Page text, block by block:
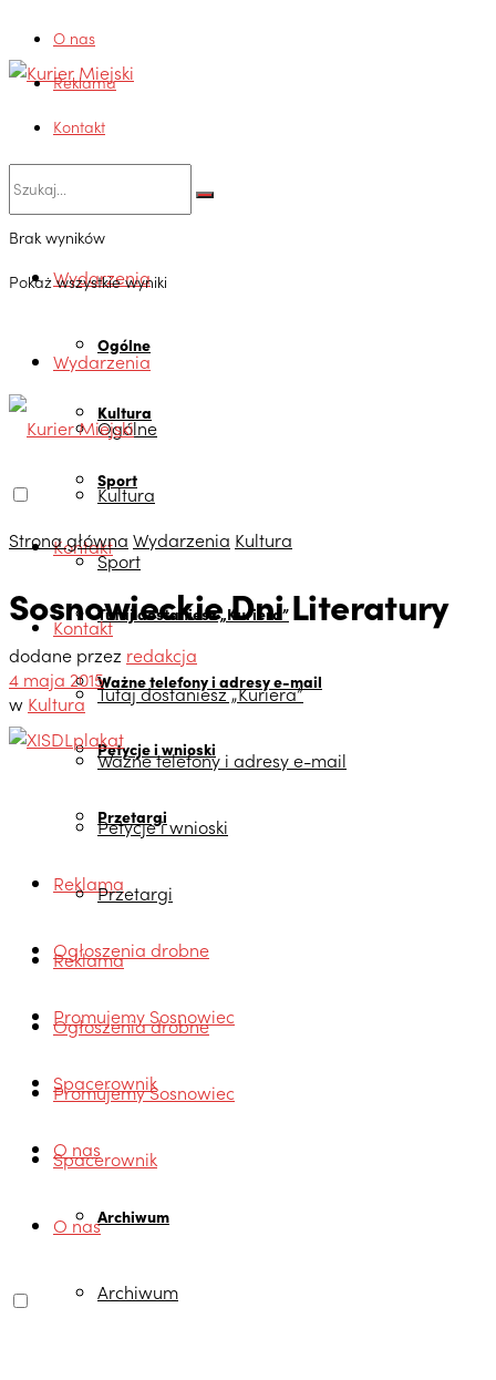
O nas
Reklama
Kontakt
Brak wyników
Pokaż wszystkie wyniki
Wydarzenia
Ogólne
Kultura
Sport
Kontakt
Tutaj dostaniesz „Kuriera”
Ważne telefony i adresy e-mail
Petycje i wnioski
Przetargi
Reklama
Ogłoszenia drobne
Promujemy Sosnowiec
Spacerownik
O nas
Archiwum
Wydarzenia
Ogólne
Kultura
Sport
Kontakt
Tutaj dostaniesz „Kuriera”
Ważne telefony i adresy e-mail
Petycje i wnioski
Przetargi
Reklama
Ogłoszenia drobne
Promujemy Sosnowiec
Spacerownik
O nas
Archiwum
Strona główna Wydarzenia Kultura
Sosnowieckie Dni Literatury
dodane przez redakcja
4 maja 2015
w Kultura